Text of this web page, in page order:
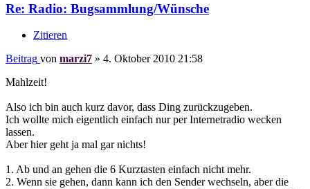
Re: Radio: Bugsammlung/Wünsche
Zitieren
Beitrag von marzi7 » 4. Oktober 2010 21:58
Mahlzeit!
Also ich bin auch kurz davor, dass Ding zurückzugeben.
Ich wollte mich eigentlich einfach nur per Internetradio wecken
lassen.
Aber hier geht ja mal gar nichts!
1. Ab und an gehen die 6 Kurztasten einfach nicht mehr.
2. Wenn sie gehen, dann kann ich den Sender wechseln, aber die